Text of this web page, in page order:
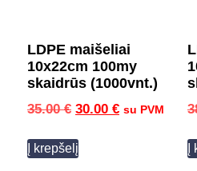
LDPE maišeliai
10x22cm 100my
skaidrūs (1000vnt.)
35.00€ 30.00 € su PVM
Į krepšelį